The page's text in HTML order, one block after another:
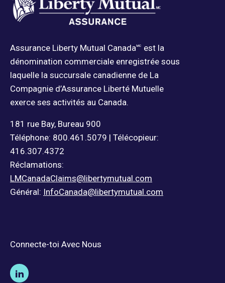
Assurance Liberty Mutual Canada🅪 est la
dénomination commerciale enregistrée sous
laquelle la succursale canadienne de La
Compagnie d’Assurance Liberté Mutuelle
exerce ses activités au Canada.
181 rue Bay, Bureau 900
Téléphone: 800.461.5079 | Télécopieur:
416.307.4372
Réclamations:
LMCanadaClaims@libertymutual.com
Général: InfoCanada@libertymutual.com
Connecte-toi Avec Nous